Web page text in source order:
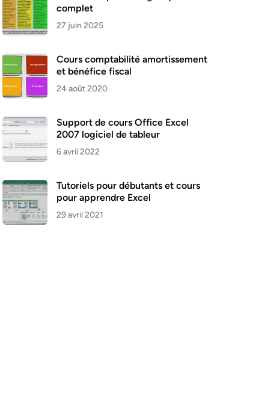
complet
27 juin 2025
Cours comptabilité amortissement
et bénéfice fiscal
24 août 2020
Support de cours Office Excel
2007 logiciel de tableur
6 avril 2022
Tutoriels pour débutants et cours
pour apprendre Excel
29 avril 2021